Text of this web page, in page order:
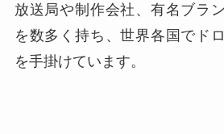
放送局や制作会社、有名ブラ
を数多く持ち、世界各国でド
を手掛けています。